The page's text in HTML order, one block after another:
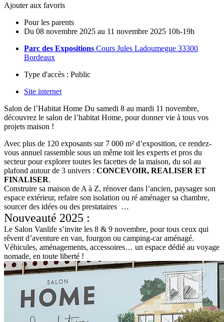
Ajouter aux favoris
Pour les parents
Du 08 novembre 2025 au 11 novembre 2025 10h-19h
Parc des Expositions Cours Jules Ladoumegue 33300
Bordeaux
Type d'accès : Public
Site internet
Salon de l’Habitat Home Du samedi 8 au mardi 11 novembre,
découvrez le salon de l’habitat Home, pour donner vie à tous vos
projets maison !
Avec plus de 120 exposants sur 7 000 m² d’exposition, ce rendez-
vous annuel rassemble sous un même toit les experts et pros du
secteur pour explorer toutes les facettes de la maison, du sol au
plafond autour de 3 univers : CONCEVOIR, REALISER ET
FINALISER.
Construire sa maison de A à Z, rénover dans l’ancien, paysager son
espace extérieur, refaire son isolation ou ré aménager sa chambre,
sourcer des idées ou des prestataires …
Nouveauté 2025 :
Le Salon Vanlife s’invite les 8 & 9 novembre, pour tous ceux qui
rêvent d’aventure en van, fourgon ou camping-car aménagé.
Véhicules, aménagements, accessoires… un espace dédié au voyage
nomade, en toute liberté !